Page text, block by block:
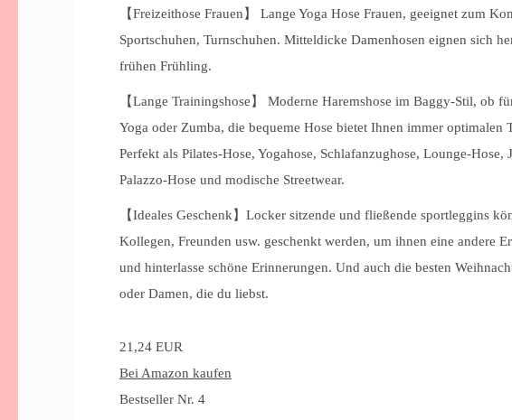
【Freizeithose Frauen】 Lange Yoga Hose Frauen, geeignet zum
Sportschuhen, Turnschuhen. Mitteldicke Damenhosen eignen sich
frühen Frühling.
【Lange Trainingshose】 Moderne Haremshose im Baggy-Stil, ob
Yoga oder Zumba, die bequeme Hose bietet Ihnen immer
Perfekt als Pilates-Hose, Yogahose, Schlafanzughose, Lounge-Hose,
Palazzo-Hose und modische Streetwear.
【Ideales Geschenk】Locker sitzende und fließende sportleggins
Kollegen, Freunden usw. geschenkt werden, um ihnen eine andere
und hinterlasse schöne Erinnerungen. Und auch die besten
oder Damen, die du liebst.
21,24 EUR
Bei Amazon kaufen
Bestseller Nr. 4